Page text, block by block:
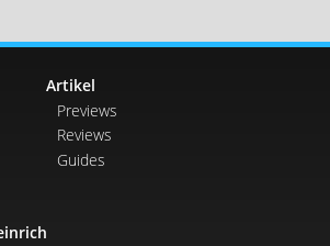
Artikel
Previews
Reviews
Guides